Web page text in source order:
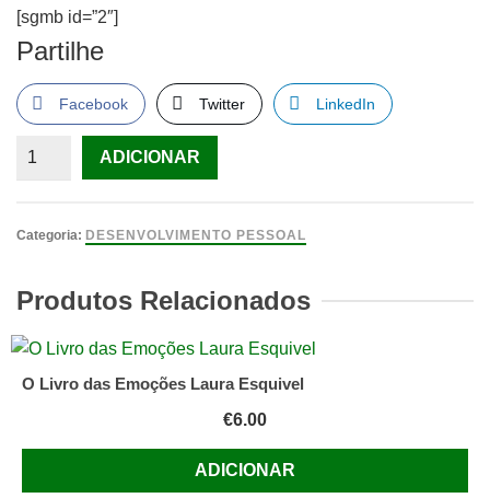
[sgmb id=”2″]
Partilhe
Facebook Twitter LinkedIn
Quantidade
os
no
Amor
de
Edwards
ADICIONAR
Categoria: DESENVOLVIMENTO PESSOAL
Produtos Relacionados
O Livro das Emoções Laura Esquivel
€6.00
ADICIONAR